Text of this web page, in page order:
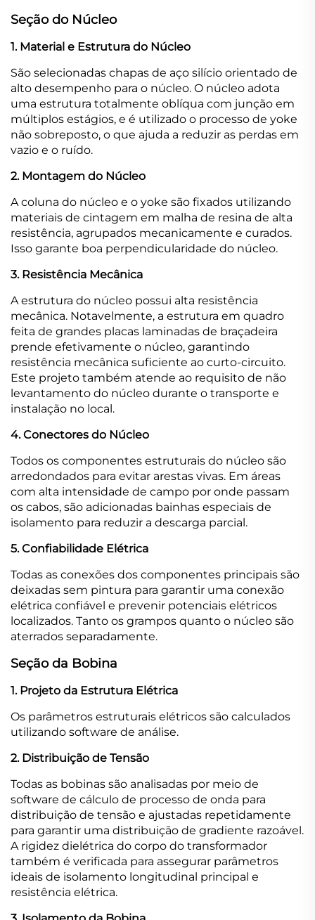
Seção do Núcleo
1. Material e Estrutura do Núcleo
São selecionadas chapas de aço silício orientado de
alto desempenho para o núcleo. O núcleo adota
uma estrutura totalmente oblíqua com junção em
múltiplos estágios, e é utilizado o processo de yoke
não sobreposto, o que ajuda a reduzir as perdas em
vazio e o ruído.
2. Montagem do Núcleo
A coluna do núcleo e o yoke são fixados utilizando
materiais de cintagem em malha de resina de alta
resistência, agrupados mecanicamente e curados.
Isso garante boa perpendicularidade do núcleo.
3. Resistência Mecânica
A estrutura do núcleo possui alta resistência
mecânica. Notavelmente, a estrutura em quadro
feita de grandes placas laminadas de braçadeira
prende efetivamente o núcleo, garantindo
resistência mecânica suficiente ao curto-circuito.
Este projeto também atende ao requisito de não
levantamento do núcleo durante o transporte e
instalação no local.
4. Conectores do Núcleo
Todos os componentes estruturais do núcleo são
arredondados para evitar arestas vivas. Em áreas
com alta intensidade de campo por onde passam
os cabos, são adicionadas bainhas especiais de
isolamento para reduzir a descarga parcial.
5. Confiabilidade Elétrica
Todas as conexões dos componentes principais são
deixadas sem pintura para garantir uma conexão
elétrica confiável e prevenir potenciais elétricos
localizados. Tanto os grampos quanto o núcleo são
aterrados separadamente.
Seção da Bobina
1. Projeto da Estrutura Elétrica
Os parâmetros estruturais elétricos são calculados
utilizando software de análise.
2. Distribuição de Tensão
Todas as bobinas são analisadas por meio de
software de cálculo de processo de onda para
distribuição de tensão e ajustadas repetidamente
para garantir uma distribuição de gradiente razoável.
A rigidez dielétrica do corpo do transformador
também é verificada para assegurar parâmetros
ideais de isolamento longitudinal principal e
resistência elétrica.